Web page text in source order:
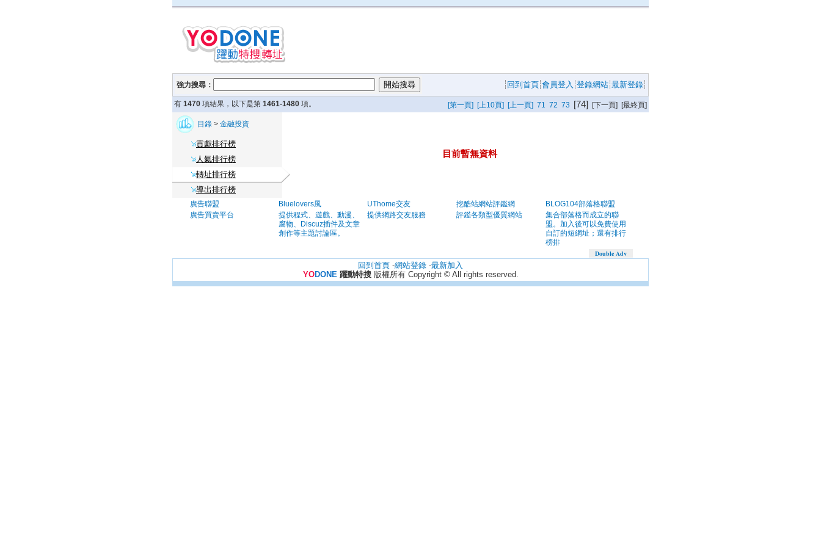
強力搜尋： 回到首頁 會員登入 登錄網站 最新登錄
有 1470 項結果，以下是第 1461-1480 項。 [第一頁] [上10頁] [上一頁] 71 72 73 [74] [下一頁] [最終頁]
目錄 > 金融投資
貢獻排行榜
人氣排行榜
轉址排行榜
導出排行榜
目前暫無資料
廣告聯盟
廣告買賣平台
Bluelovers風
提供程式、遊戲、動漫、
腐物、Discuz插件及文章
創作等主題討論區。
UThome交友
提供網路交友服務
挖酷站網站評鑑網
評鑑各類型優質網站
BLOG104部落格聯盟
集合部落格而成立的聯
盟。加入後可以免費使用
自訂的短網址；還有排行
榜排
Double Adv
回到首頁 -網站登錄 -最新加入
YODONE 躍動特搜版權所有 Copyright © All rights reserved.